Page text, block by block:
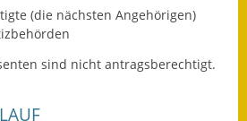
Beratungsstellen im
Landkreis
Dienstleistungen
Formulare
(die nächsten Angehörigen)
sind nicht antragsberechtigt.